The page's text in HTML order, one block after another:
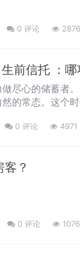
0 评论
前信托 ：哪
尽心的储蓄者
的常态。这个
。那么，什么
0 评论 4971
？
0 评论